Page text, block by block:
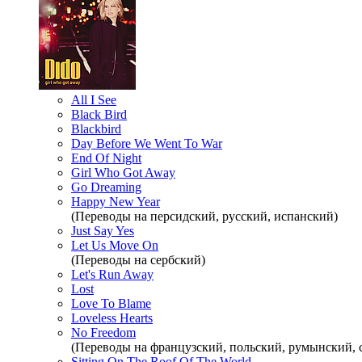
All I See
Black Bird
Blackbird
Day Before We Went To War
End Of Night
Girl Who Got Away
Go Dreaming
Happy New Year
(Переводы на персидский, русский, испанский)
Just Say Yes
Let Us Move On
(Переводы на сербский)
Let's Run Away
Lost
Love To Blame
Loveless Hearts
No Freedom
(Переводы на французский, польский, румынский,